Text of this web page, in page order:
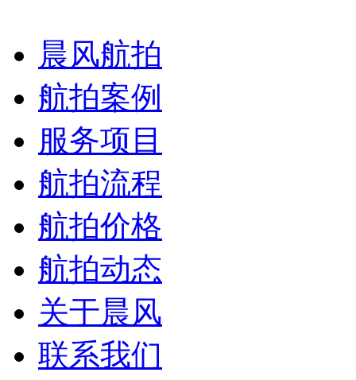
晨风航拍
航拍案例
服务项目
航拍流程
航拍价格
航拍动态
关于晨风
联系我们